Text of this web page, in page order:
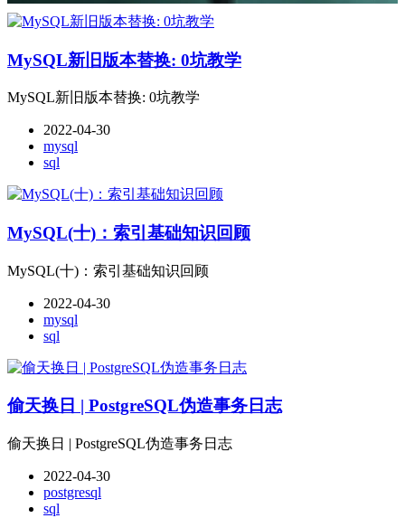
MySQL新旧版本替换: 0坑教学
MySQL新旧版本替换: 0坑教学
2022-04-30
mysql
sql
MySQL(十)：索引基础知识回顾
MySQL(十)：索引基础知识回顾
2022-04-30
mysql
sql
偷天换日 | PostgreSQL伪造事务日志
偷天换日 | PostgreSQL伪造事务日志
2022-04-30
postgresql
sql